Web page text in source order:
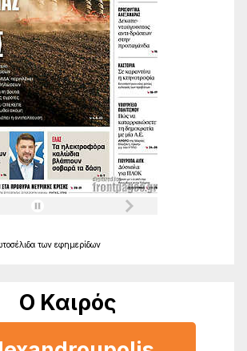
των εφημερίδων
Ο Καιρός